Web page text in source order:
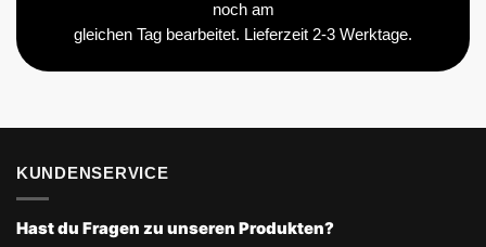
noch am
gleichen Tag bearbeitet. Lieferzeit 2-3 Werktage.
KUNDENSERVICE
Hast du Fragen zu unseren Produkten?